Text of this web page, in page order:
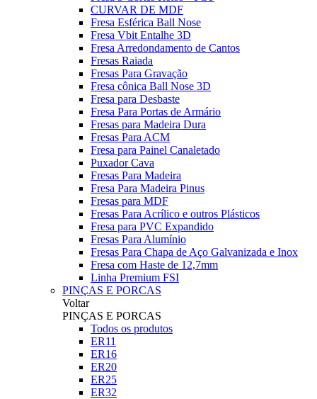
CURVAR DE MDF
Fresa Esférica Ball Nose
Fresa Vbit Entalhe 3D
Fresa Arredondamento de Cantos
Fresas Raiada
Fresas Para Gravação
Fresa cônica Ball Nose 3D
Fresa para Desbaste
Fresa Para Portas de Armário
Fresas para Madeira Dura
Fresas Para ACM
Fresa para Painel Canaletado
Puxador Cava
Fresas Para Madeira
Fresa Para Madeira Pinus
Fresas para MDF
Fresas Para Acrílico e outros Plásticos
Fresa para PVC Expandido
Fresas Para Alumínio
Fresas Para Chapa de Aço Galvanizada e Inox
Fresa com Haste de 12,7mm
Linha Premium FSI
PINÇAS E PORCAS
Voltar
PINÇAS E PORCAS
Todos os produtos
ER11
ER16
ER20
ER25
ER32